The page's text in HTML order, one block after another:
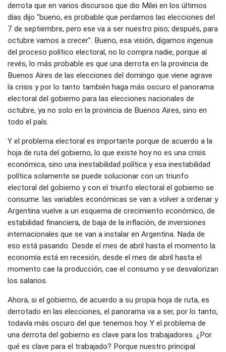
derrota que en varios discursos que dio Milei en los últimos
días dijo "bueno, es probable que perdamos las elecciones del
7 de septiembre, pero ese va a ser nuestro piso; después, para
octubre vamos a crecer". Bueno, esa visión, digamos ingenua
del proceso político electoral, no lo compra nadie, porque al
revés, lo más probable es que una derrota en la provincia de
Buenos Aires de las elecciones del domingo que viene agrave
la crisis y por lo tanto también haga más oscuro el panorama
electoral del gobierno para las elecciones nacionales de
octubre, ya no solo en la provincia de Buenos Aires, sino en
todo el país.
Y el problema electoral es importante porque de acuerdo a la
hoja de ruta del gobierno, lo que existe hoy no es una crisis
económica, sino una inestabilidad política y esa inestabilidad
política solamente se puede solucionar con un triunfo
electoral del gobierno y con el triunfo electoral el gobierno se
consume. las variables económicas se van a volver a ordenar y
Argentina vuelve a un esquema de crecimiento económico, de
estabilidad financiera, de baja de la inflación, de inversiones
internacionales que se van a instalar en Argentina. Nada de
eso está pasando. Desde el mes de abril hasta el momento la
economía está en recesión, desde el mes de abril hasta el
momento cae la producción, cae el consumo y se desvalorizan
los salarios.
Ahora, si el gobierno, de acuerdo a su propia hoja de ruta, es
derrotado en las elecciones, el panorama va a ser, por lo tanto,
todavía más oscuro del que tenemos hoy. Y el problema de
una derrota del gobierno es clave para los trabajadores. ¿Por
qué es clave para el trabajado? Porque nuestro principal